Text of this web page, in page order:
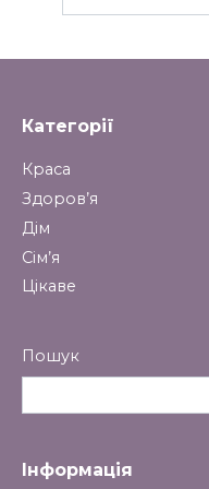
Категорії
Краса
Здоров’я
Дім
Сім’я
Цікаве
Пошук
Інформація